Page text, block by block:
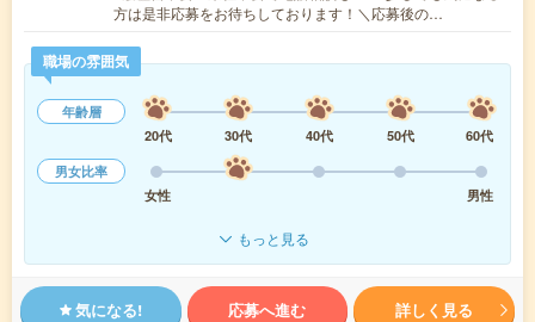
方は是非応募をお待ちしております！＼応募後の…
職場の雰囲気
年齢層
20代
30代 40代 50代
60代
男女比率
女性
男性
もっと見る
気になる! 応募へ進む 詳しく見る